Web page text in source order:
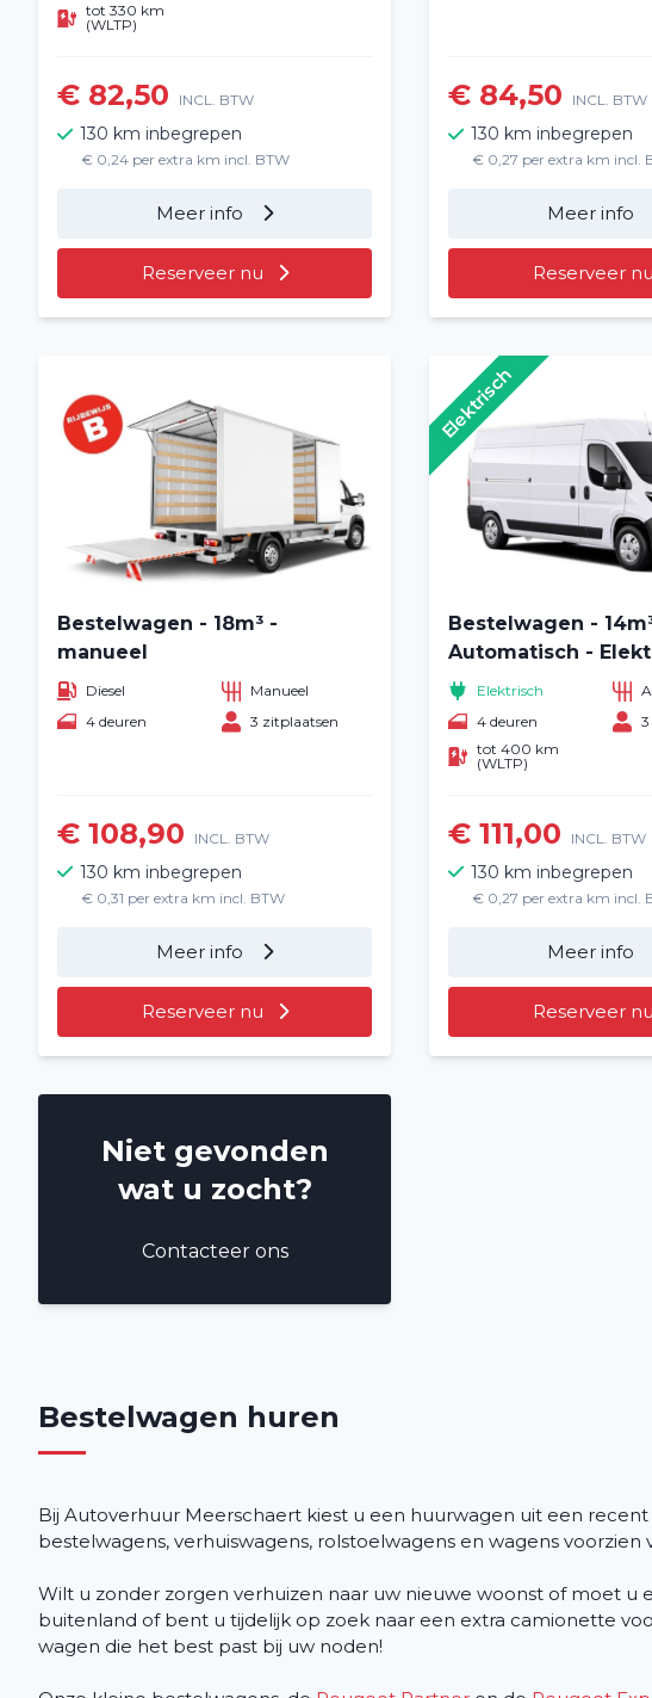
tot 330 km
(WLTP)
€ 82,50 INCL. BTW
130 km inbegrepen
€ 0,24 per extra km incl. BTW
Meer info
Reserveer nu
€ 84,50 INCL. BTW
130 km inbegrepen
€ 0,27 per extra km incl.
Meer info
Reserveer nu
Bestelwagen - 18m³ -
manueel
Diesel
Manueel
4 deuren
3 zitplaatsen
€ 108,90 INCL. BTW
130 km inbegrepen
€ 0,31 per extra km incl. BTW
Meer info
Reserveer nu
Bestelwagen -
Automatisch -
Elektrisch
4 deuren
tot 400 km
(WLTP)
€ 111,00 INCL. BTW
130 km inbegrepen
€ 0,27 per extra km incl.
Meer info
Reserveer nu
Elektrisch
Niet gevonden
wat u zocht?
Contacteer ons
Bestelwagen huren
Bij Autoverhuur Meerschaert kiest u een huurwagen uit een
bestelwagens, verhuiswagens, rolstoelwagens en wagens voorzien
Wilt u zonder zorgen verhuizen naar uw nieuwe woonst of moet u
buitenland of bent u tijdelijk op zoek naar een extra camionette
wagen die het best past bij uw noden!